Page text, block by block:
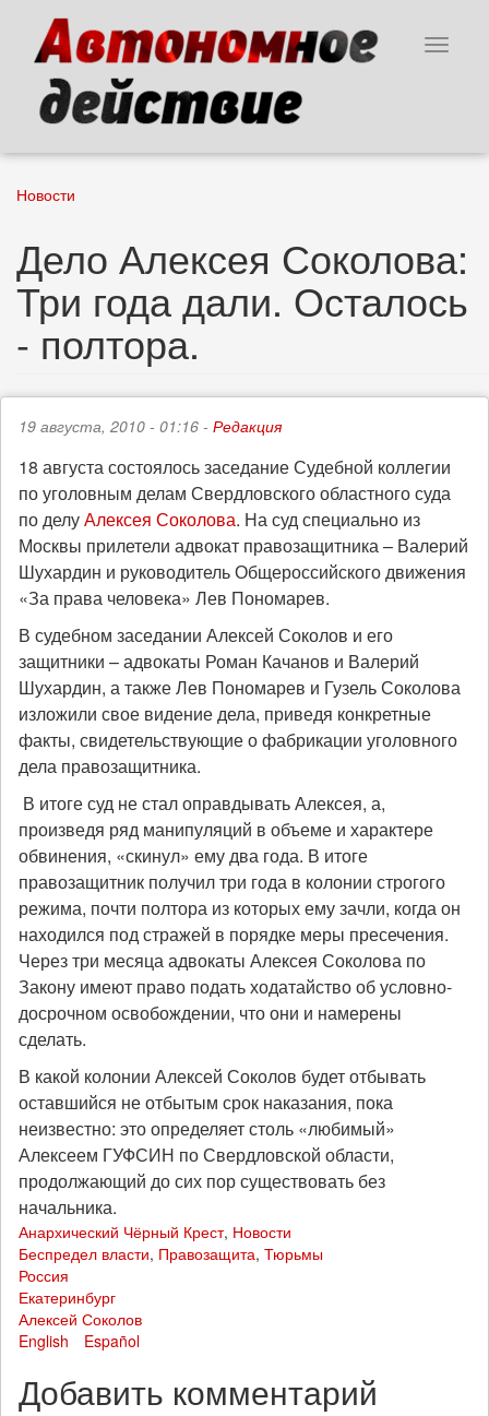
основному
содержанию
Toggle
Новости
Дело Алексея Соколова:
Три года дали. Осталось
- полтора.
19 августа, 2010 - 01:16 - Редакция
18 августа состоялось заседание Судебной коллегии
по уголовным делам Свердловского областного суда
по делуАлексея Соколова. На суд специально из
Москвы прилетели адвокат правозащитника – Валерий
Шухардин и руководитель Общероссийского движения
«За права человека» Лев Пономарев.
В судебном заседании Алексей Соколов и его
защитники – адвокаты Роман Качанов и Валерий
Шухардин, а также Лев Пономарев и Гузель Соколова
изложили свое видение дела, приведя конкретные
факты, свидетельствующие о фабрикации уголовного
дела правозащитника.
В итоге суд не стал оправдывать Алексея, а,
произведя ряд манипуляций в объеме и характере
обвинения, «скинул» ему два года. В итоге
правозащитник получил три года в колонии строгого
режима, почти полтора из которых ему зачли, когда он
находился под стражей в порядке меры пресечения.
Через три месяца адвокаты Алексея Соколова по
Закону имеют право подать ходатайство об условно-
досрочном освобождении, что они и намерены
сделать.
В какой колонии Алексей Соколов будет отбывать
оставшийся не отбытым срок наказания, пока
неизвестно: это определяет столь «любимый»
Алексеем ГУФСИН по Свердловской области,
продолжающий до сих пор существовать без
начальника.
Анархический Чёрный Крест, Новости
Беспредел власти, Правозащита, Тюрьмы
Россия
Екатеринбург
Алексей Соколов
English
Español
Добавить комментарий